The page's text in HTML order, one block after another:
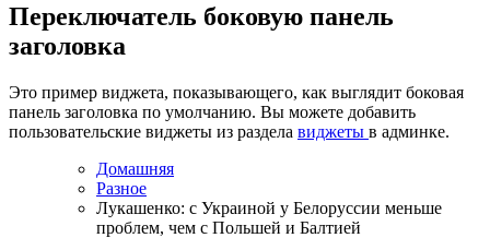
Переключатель боковую панель
заголовка
Это пример виджета, показывающего, как выглядит боковая
панель заголовка по умолчанию. Вы можете добавить
пользовательские виджеты из раздела виджеты в админке.
Домашняя
Разное
Лукашенко: с Украиной у Белоруссии меньше
проблем, чем с Польшей и Балтией